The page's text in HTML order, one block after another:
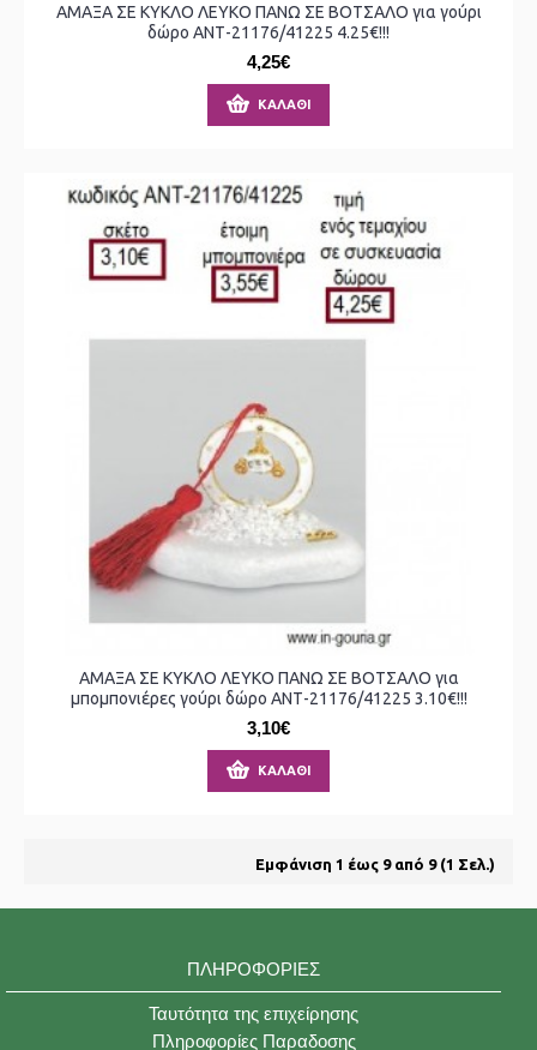
ΑΜΑΞΑ ΣΕ ΚΥΚΛΟ ΛΕΥΚΟ ΠΑΝΩ ΣΕ ΒΟΤΣΑΛΟ για γούρι
δώρο ΑΝΤ-21176/41225 4.25€!!!
4,25€
ΚΑΛΆΘΙ
ΑΜΑΞΑ ΣΕ ΚΥΚΛΟ ΛΕΥΚΟ ΠΑΝΩ ΣΕ ΒΟΤΣΑΛΟ για
μπομπονιέρες γούρι δώρο ΑΝΤ-21176/41225 3.10€!!!
3,10€
ΚΑΛΆΘΙ
Εμφάνιση 1 έως 9 από 9 (1 Σελ.)
ΠΛΗΡΟΦΟΡΊΕΣ
Ταυτότητα της επιχείρησης
Πληροφορίες Παραδοσης